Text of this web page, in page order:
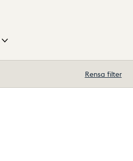
Rensa filter